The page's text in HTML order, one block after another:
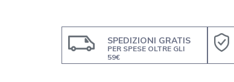
SPEDIZIONI GRATIS
PER SPESE OLTRE GLI
59€